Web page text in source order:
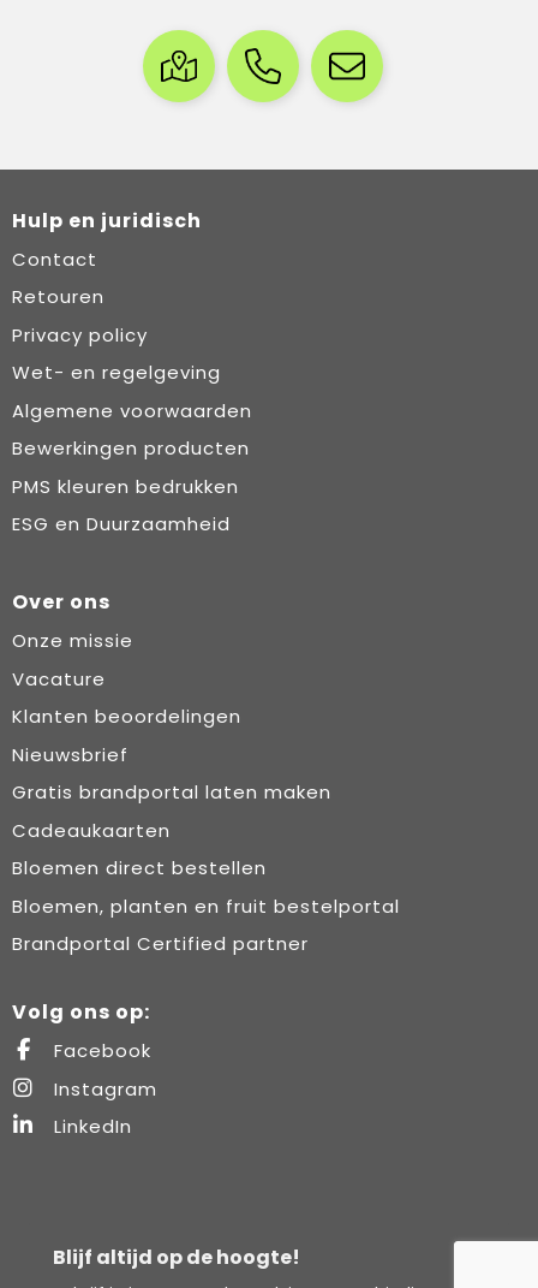
Hulp en juridisch
Contact
Retouren
Privacy policy
Wet- en regelgeving
Algemene voorwaarden
Bewerkingen producten
PMS kleuren bedrukken
ESG en Duurzaamheid
Over ons
Onze missie
Vacature
Klanten beoordelingen
Nieuwsbrief
Gratis brandportal laten maken
Cadeaukaarten
Bloemen direct bestellen
Bloemen, planten en fruit bestelportal
Brandportal Certified partner
Volg ons op:
Facebook
Instagram
LinkedIn
Blijf altijd op de hoogte!